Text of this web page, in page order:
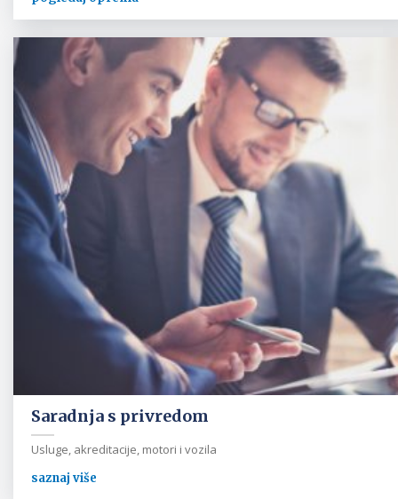
Saradnja s privredom
Usluge, akreditacije, motori i vozila
saznaj više